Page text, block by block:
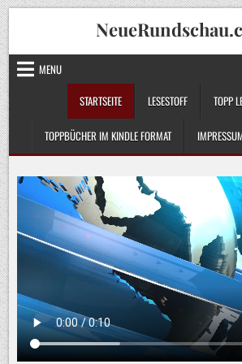
Skip
to
content
MENU
STARTSEITE
LESESTOFF TOPP
TOPPBÜCHER IM KINDLE FORMAT